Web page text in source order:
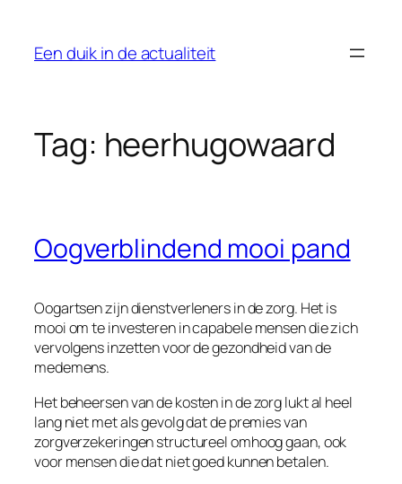
Een duik in de actualiteit
Tag: heerhugowaard
Oogverblindend mooi pand
Oogartsen zijn dienstverleners in de zorg. Het is
mooi om te investeren in capabele mensen die zich
vervolgens inzetten voor de gezondheid van de
medemens.
Het beheersen van de kosten in de zorg lukt al heel
lang niet met als gevolg dat de premies van
zorgverzekeringen structureel omhoog gaan, ook
voor mensen die dat niet goed kunnen betalen.